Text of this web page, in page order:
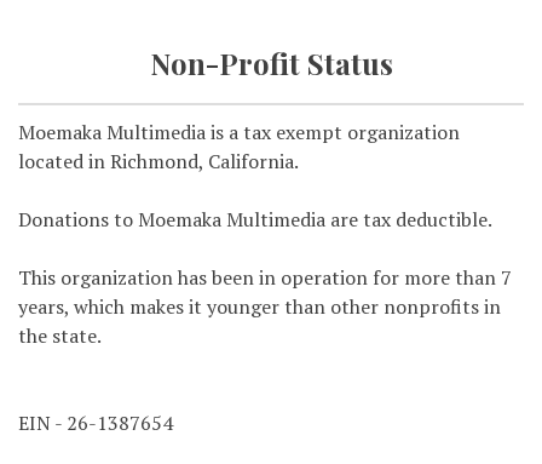
Non-Profit Status
Moemaka Multimedia is a tax exempt organization
located in Richmond, California.
Donations to Moemaka Multimedia are tax deductible.
This organization has been in operation for more than 7
years, which makes it younger than other nonprofits in
the state.
EIN - 26-1387654